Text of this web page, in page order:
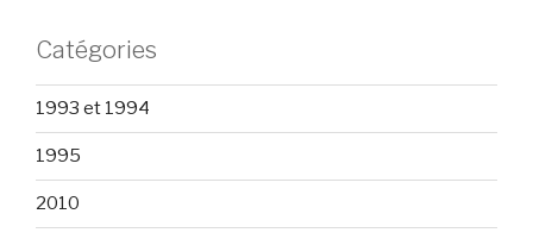
Catégories
1993 et 1994
1995
2010